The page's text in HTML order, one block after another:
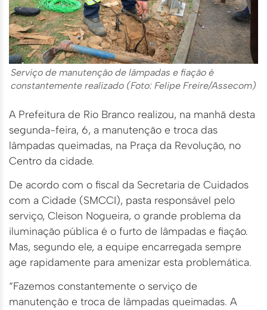
Serviço de manutenção de lâmpadas e fiação é
constantemente realizado (Foto: Felipe Freire/Assecom)
A Prefeitura de Rio Branco realizou, na manhã desta
segunda-feira, 6, a manutenção e troca das
lâmpadas queimadas, na Praça da Revolução, no
Centro da cidade.
De acordo com o fiscal da Secretaria de Cuidados
com a Cidade (SMCCI), pasta responsável pelo
serviço, Cleison Nogueira, o grande problema da
iluminação pública é o furto de lâmpadas e fiação.
Mas, segundo ele, a equipe encarregada sempre
age rapidamente para amenizar esta problemática.
“Fazemos constantemente o serviço de
manutenção e troca de lâmpadas queimadas. A